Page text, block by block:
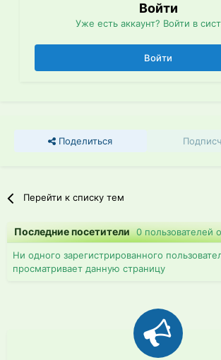
Войти
Уже есть аккаунт? Войти в
Войти
Поделиться
Перейти к списку тем
Последние посетители0 пользователей
Ни одного зарегистрированного
просматривает данную страницу